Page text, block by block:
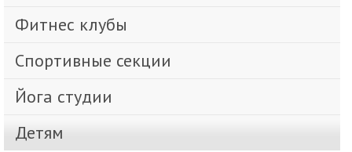
Фитнес клубы
Спортивные секции
Йога студии
Детям